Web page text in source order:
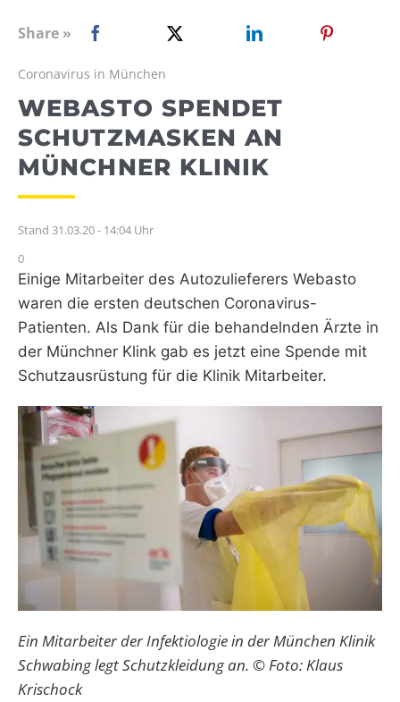
WEBRADIO
Share »
Coronavirus in München
WEBASTO SPENDET
SCHUTZMASKEN AN
MÜNCHNER KLINIK
Stand 31.03.20 - 14:04 Uhr
0
Einige Mitarbeiter des Autozulieferers Webasto
waren die ersten deutschen Coronavirus-
Patienten. Als Dank für die behandelnden Ärzte in
der Münchner Klink gab es jetzt eine Spende mit
Schutzausrüstung für die Klinik Mitarbeiter.
Ein Mitarbeiter der Infektiologie in der München Klinik
Schwabing legt Schutzkleidung an. © Foto: Klaus
Krischock